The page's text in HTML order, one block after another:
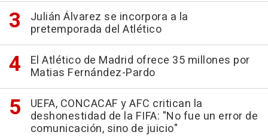
Julián Álvarez se incorpora a la
pretemporada del Atlético
El Atlético de Madrid ofrece 35 millones por
Matias Fernández-Pardo
UEFA, CONCACAF y AFC critican la
deshonestidad de la FIFA: "No fue un error de
comunicación, sino de juicio"